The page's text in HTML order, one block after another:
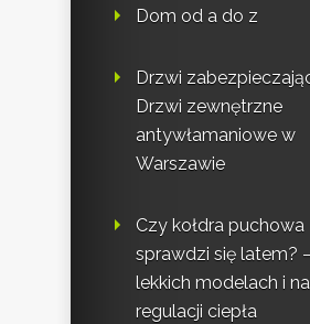
Dom od a do z
Drzwi
Drzwi zewnętrzne
antywłamaniowe w
Warszawie
Czy kołdra puchowa
sprawdzi się latem?
lekkich modelach i
regulacji ciepła